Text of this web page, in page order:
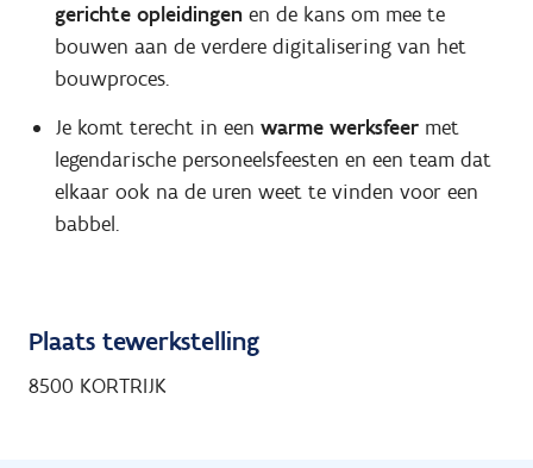
gerichte opleidingenen de kans om mee te
bouwen aan de verdere digitalisering van het
bouwproces.
Je komt terecht in een warme werksfeermet
legendarische personeelsfeesten en een team dat
elkaar ook na de uren weet te vinden voor een
babbel.
Plaats tewerkstelling
8500 KORTRIJK